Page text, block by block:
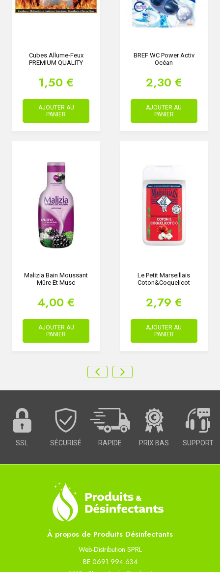
Cubes Allume-Feux
PREMIUM QUALITY
1,50 €
AJOUTER AU
PANIER
BREF WC Power Activ
Océan
2,30 €
AJOUTER AU
PANIER
Malizia Bain Moussant
Mûre Et Musc
4,00 €
AJOUTER AU
PANIER
Le Petit Marseillais
Coton&Coquelicot
2,79 €
AJOUTER AU
PANIER
SSL SÉCURISÉ RAPIDE PRIX BAS SUPPORT
À propos de Produits Désinfectants
Web-Distribution SPRL
BE 0691 994 634